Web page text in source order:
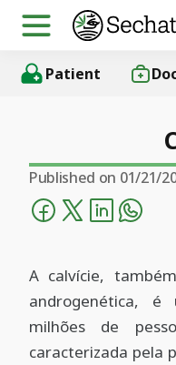
Patient
Published on 01/21/
A calvície,
androgenética,
milhões de
caracterizada pela